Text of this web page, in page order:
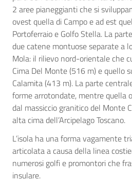
2 aree pianeggianti che si
ovest quella di Campo e ad est
Portoferraio e Golfo Stella. La
due catene montuose separate a
Mola: il rilievo nord-orientale che
Cima Del Monte (516 m) e quello
Calamita (413 m). La parte
forme arrotondate, mentre quella
dal massiccio granitico del Monte
alta cima dell’Arcipelago Toscano.
L’isola ha una forma vagamente
articolata a causa della linea
numerosi golfi e promontori che
insulare.